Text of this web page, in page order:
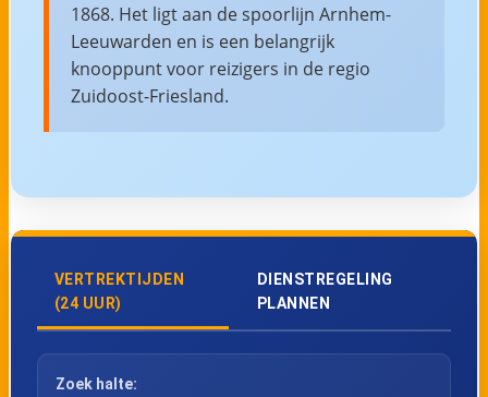
1868. Het ligt aan de spoorlijn Arnhem-
Leeuwarden en is een belangrijk
knooppunt voor reizigers in de regio
Zuidoost-Friesland.
VERTREKTIJDEN
(24 UUR)
DIENSTREGELING
PLANNEN
Zoek halte: